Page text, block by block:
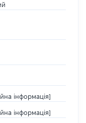
інформація]
інформація]